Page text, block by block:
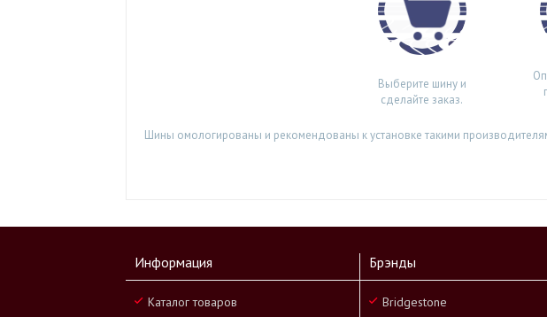
Выберите шину и
сделайте заказ.
Шины омологированы и рекомендованы к установке такими
Информация
Каталог товаров
Брэнды
Bridgestone